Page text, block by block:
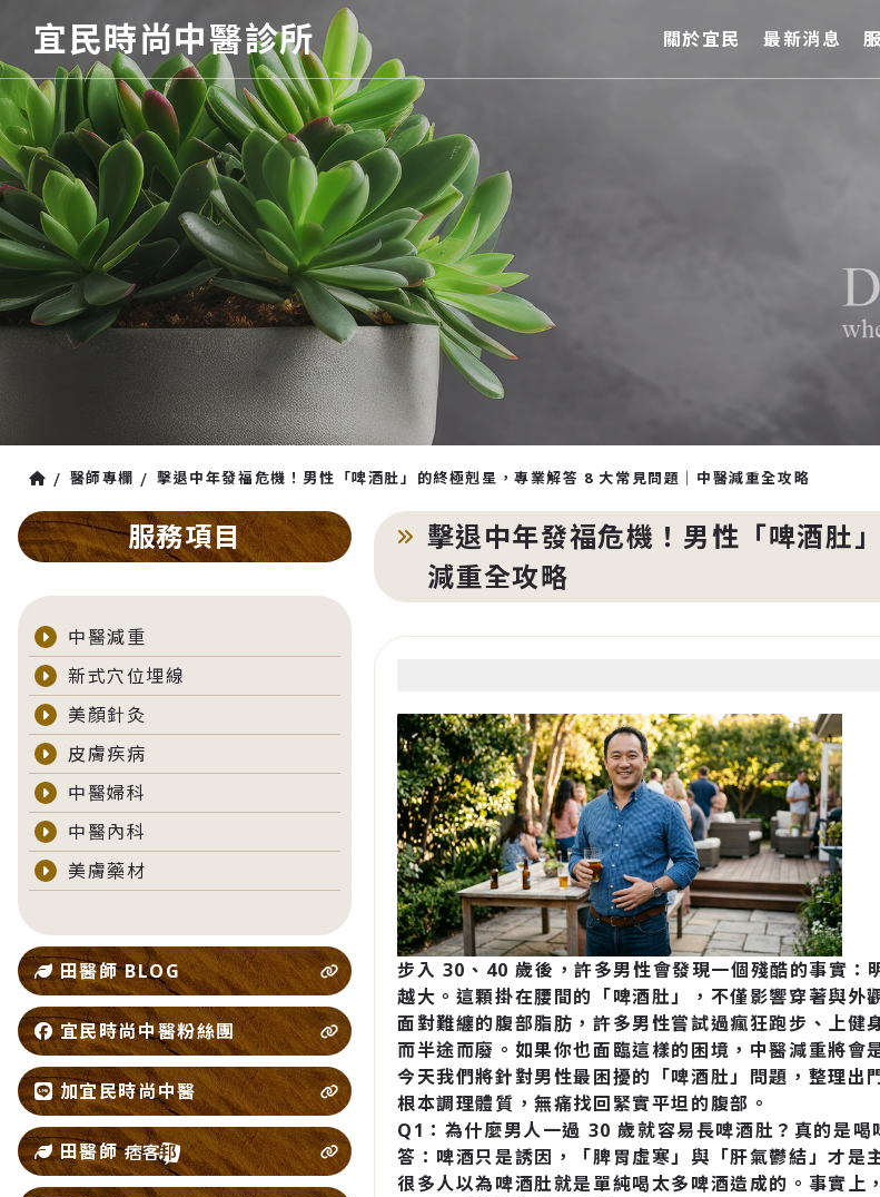
宜民時尚中醫診所 關於宜民 最新消息
醫師專欄 擊退中年發福危機！男性「啤酒肚」的終極剋星，專業解答 8 大常見問題｜中醫減重全攻略
服務項目
中醫減重
新式穴位埋線
美顏針灸
皮膚疾病
中醫婦科
中醫內科
美膚藥材
田醫師 BLOG
宜民時尚中醫粉絲團
加宜民時尚中醫
田醫師
擊退中年發福危機！男性「啤酒肚
減重全攻略
步入 30、40 歲後，許多男性會發現一個殘酷的事實：
越大。這顆掛在腰間的「啤酒肚」，不僅影響穿著與外
面對難纏的腹部脂肪，許多男性嘗試過瘋狂跑步、上
而半途而廢。如果你也面臨這樣的困境，中醫減重將會
今天我們將針對男性最困擾的「啤酒肚」問題，整理
根本調理體質，無痛找回緊實平坦的腹部。
Q1：為什麼男人一過 30 歲就容易長啤酒肚？真的是喝
答：啤酒只是誘因，「脾胃虛寒」與「肝氣鬱結」才是
很多人以為啤酒肚就是單純喝太多啤酒造成的。事實